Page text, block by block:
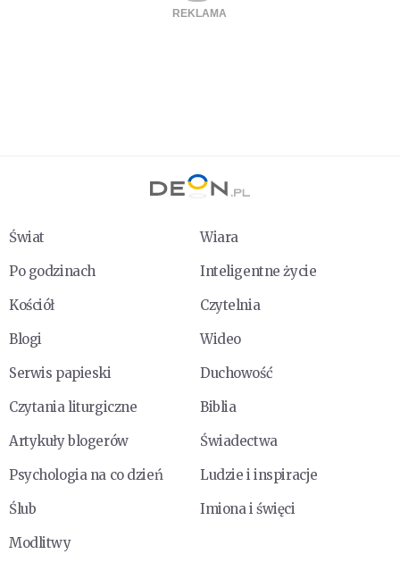
Świat
Wiara
Po godzinach
Inteligentne życie
Kościół
Czytelnia
Blogi
Wideo
Serwis papieski
Duchowość
Czytania liturgiczne
Biblia
Artykuły blogerów
Świadectwa
Psychologia na co dzień
Ludzie i inspiracje
Ślub
Imiona i święci
Modlitwy